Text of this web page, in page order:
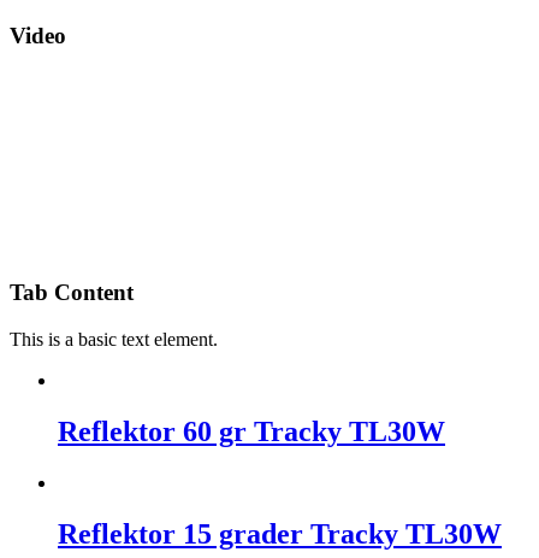
Video
Tab Content
This is a basic text element.
Reflektor 60 gr Tracky TL30W
Reflektor 15 grader Tracky TL30W